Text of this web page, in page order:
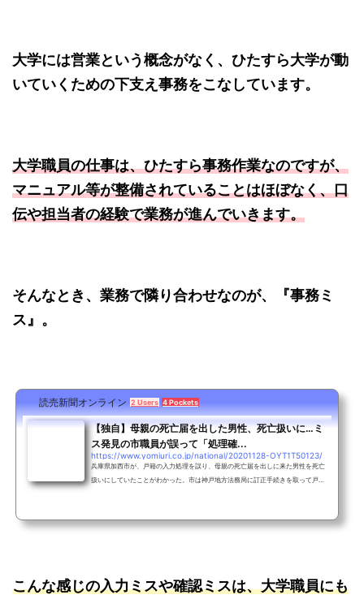
大学には営業という概念がなく、ひたすら大学が動
いていくための下支え事務をこなしています。
大学職員の仕事は、ひたすら事務作業なのですが、
マニュアル等が整備されていることはほぼなく、口
伝や担当者の経験で業務が進んでいきます。
そんなとき、業務で隣り合わせなのが、『事務ミ
ス』。
読売新聞オンライン 2 Users 4 Pockets
【独自】母親の死亡届を出した男性、死亡扱いに…ミ
ス発見の市職員が誤って「処理確...
https://www.yomiuri.co.jp/national/20201128-OYT1T50123/
兵庫県加西市が、戸籍の入力処理を誤り、母親の死亡届を出しに来た男性を死亡
扱いにしていたことがわかった。市は神戸地方法務局に訂正手続きを取って戸籍
こんな感じの入力ミスや確認ミスは、大学職員にも